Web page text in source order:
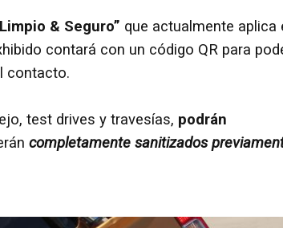
& Seguro” que actualmente aplica
contará con un código QR para
contacto.
test drives y travesías, podrán
completamente sanitizados